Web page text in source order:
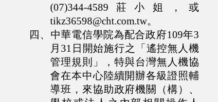
(07)344-4589莊小姐，或
tikz36598@cht.com.tw。
四、 中華電信學院為配合政府109年3
月31日開始施行之「遙控無人機
管理規則」，特與台灣無人機協
會在本中心陸續開辦各級證照輔
導班，來協助政府機關（構）、